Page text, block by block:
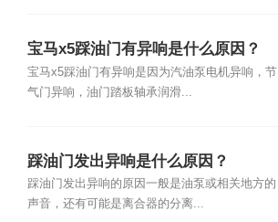
宝马x5踩油门有异响是什么原因？
宝马x5踩油门有异响是因为汽油泵电机异响，节
气门异响，油门踏板轴承润滑...
踩油门发出异响是什么原因？
踩油门发出异响的原因一般是油泵或相关地方的
声音，还有可能是离合器的分离...